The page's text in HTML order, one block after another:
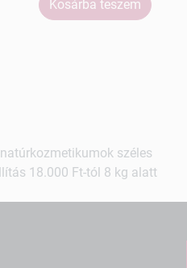
Kosárba teszem
széles
18.000 Ft-tól 8 kg alatt